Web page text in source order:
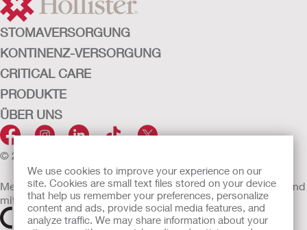
We use cookies to improve your experience on our
site. Cookies are small text files stored on your device
that help us remember your preferences, personalize
content and ads, provide social media features, and
analyze traffic. We may share information about your
STOMAVERSORGUNG
KONTINENZ-VERSORGUNG
CRITICAL CARE
PRODUKTE
ÜBER UNS
© 2026 Hollister Incorporated
Medizinprodukte, die innerhalb der EU vertrieben werden, sind
mit einem der folgenden Symbole gekennzeichnet